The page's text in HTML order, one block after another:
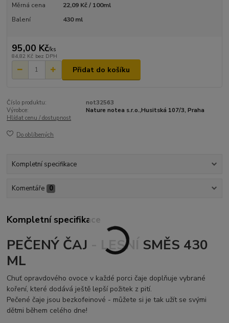
Měrná cena
22,09 Kč / 100ml
Balení
430 ml
95,00 Kč/ks
84,82 Kč bez DPH
Přidat do košíku
Číslo produktu:
not32563
Výrobce:
Nature notea s.r.o.,Husitská 107/3, Praha
Hlídat cenu / dostupnost
Do oblíbených
Kompletní specifikace
Komentáře 0
Kompletní specifikace
PEČENÝ ČAJ - LESNÍ SMĚS 430
ML
Chuť opravdového ovoce v každé porci čaje doplňuje vybrané
koření, které dodává ještě lepší požitek z pití.
Pečené čaje jsou bezkofeinové - můžete si je tak užít se svými
dětmi během celého dne!